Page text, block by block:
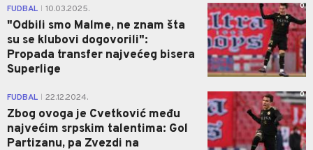
FUDBAL 10.03.2025.
"Odbili smo Malme, ne znam šta
su se klubovi dogovorili":
Propada transfer najvećeg bisera
Superlige
0
FUDBAL 22.12.2024.
Zbog ovoga je Cvetković među
najvećim srpskim talentima: Gol
Partizanu, pa Zvezdi na
0